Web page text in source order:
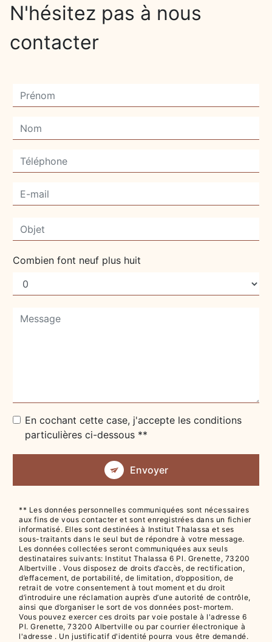
N'hésitez pas à nous
contacter
Combien font neuf plus huit
En cochant cette case, j'accepte les conditions
particulières ci-dessous **
Envoyer
** Les données personnelles communiquées sont nécessaires
aux fins de vous contacter et sont enregistrées dans un fichier
informatisé. Elles sont destinées à Institut Thalassa et ses
sous-traitants dans le seul but de répondre à votre message.
Les données collectées seront communiquées aux seuls
destinataires suivants: Institut Thalassa 6 Pl. Grenette, 73200
Albertville . Vous disposez de droits d’accès, de rectification,
d’effacement, de portabilité, de limitation, d’opposition, de
retrait de votre consentement à tout moment et du droit
d’introduire une réclamation auprès d’une autorité de contrôle,
ainsi que d’organiser le sort de vos données post-mortem.
Vous pouvez exercer ces droits par voie postale à l'adresse 6
Pl. Grenette, 73200 Albertville ou par courrier électronique à
l'adresse . Un justificatif d'identité pourra vous être demandé.